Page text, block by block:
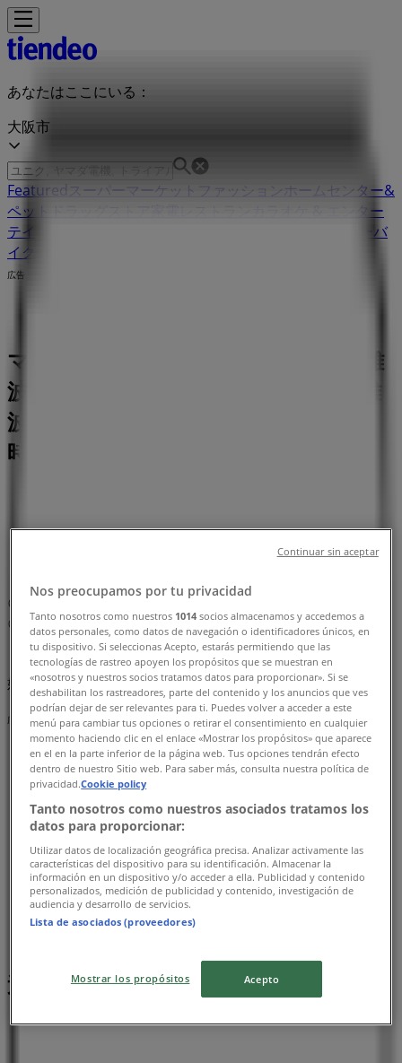
あなたはここにいる：
大阪市
Featured スーパーマーケット ファッションホームセンター&
ペット
カラオケ & エンター
テイメント
車&モーターバ
イク
広告
マックスマーラ 大阪府大阪市中央区難
波５丁目１-５ | 大阪府大阪市中央区難
波５丁目１-５, 大阪市：チラシと営業
時間、電話番号
大阪市のマックスマーラ»
マップ
0666352299
まもなく マックスマーラ>のカタログ・クーポンの掲載を開
始！
広告
近くのお店
Nos preocupamos por tu privacidad
Tanto nosotros como nuestros 1014 socios almacenamos y accedemos a
datos personales, como datos de navegación o identificadores únicos, en
tu dispositivo. Si seleccionas Acepto, estarás permitiendo que las
tecnologías de rastreo apoyen los propósitos que se muestran en
«nosotros y nuestros socios tratamos datos para proporcionar». Si se
deshabilitan los rastreadores, parte del contenido y los anuncios que ves
podrían dejar de ser relevantes para ti. Puedes volver a acceder a este
menú para cambiar tus opciones o retirar el consentimiento en cualquier
momento haciendo clic en el enlace «Mostrar los propósitos» que aparece
en el en la parte inferior de la página web. Tus opciones tendrán efecto
dentro de nuestro Sitio web. Para saber más, consulta nuestra política de
privacidad.Cookie policy
Tanto nosotros como nuestros asociados tratamos los
datos para proporcionar:
Utilizar datos de localización geográfica precisa. Analizar activamente las
características del dispositivo para su identificación. Almacenar la
información en un dispositivo y/o acceder a ella. Publicidad y contenido
personalizados, medición de publicidad y contenido, investigación de
audiencia y desarrollo de servicios.
Lista de asociados (proveedores)
Mostrar los propósitos Acepto
Continuar sin aceptar